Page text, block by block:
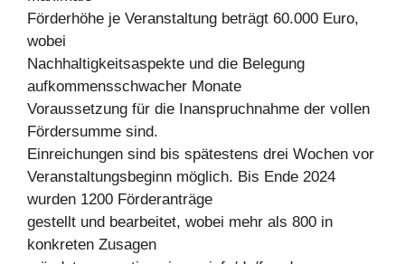
Förderhöhe je Veranstaltung beträgt 60.000 Euro,
wobei
Nachhaltigkeitsaspekte und die Belegung
aufkommensschwacher Monate
Voraussetzung für die Inanspruchnahme der vollen
Fördersumme sind.
Einreichungen sind bis spätestens drei Wochen vor
Veranstaltungsbeginn möglich. Bis Ende 2024
wurden 1200 Förderanträge
gestellt und bearbeitet, wobei mehr als 800 in
konkreten Zusagen